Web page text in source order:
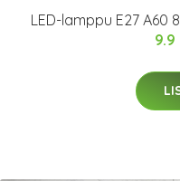
LED-lamppu E27 A60
9.9